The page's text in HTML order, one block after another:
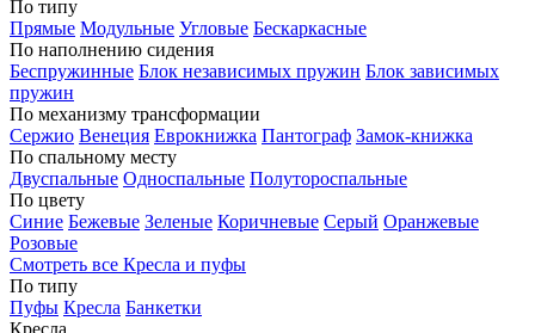
По типу
Прямые Модульные Угловые Бескаркасные
По наполнению сидения
Беспружинные Блок независимых пружин Блок зависимых
пружин
По механизму трансформации
Сержио Венеция Еврокнижка Пантограф Замок-книжка
По спальному месту
Двуспальные Односпальные Полутороспальные
По цвету
Синие Бежевые Зеленые Коричневые Серый Оранжевые
Розовые
Смотреть все Кресла и пуфы
По типу
Пуфы Кресла Банкетки
Кресла